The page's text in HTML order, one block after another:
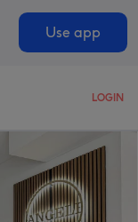
Use app
LOGIN